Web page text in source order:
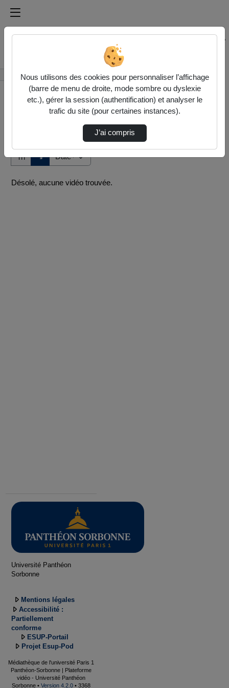
Médiathèque de l'université Paris
Rechercher un média sur Médiathèque de l'université
Accueil Vidéos
Tri ↘
Désolé, aucune vidéo trouvée.
Université Panthéon
Sorbonne
Mentions légales
Accessibilité :
Partiellement
conforme
ESUP-Portail
Projet Esup-Pod
Médiathèque de l'université Paris 1
Panthéon-Sorbonne | Plateforme
vidéo - Université Panthéon
Sorbonne • Version 4.2.0 • 3368
Nous utilisons des cookies pour personnaliser l’affichage
(barre de menu de droite, mode sombre ou dyslexie
etc.), gérer la session (authentification) et analyser le
trafic du site (pour certaines instances).
J’ai compris